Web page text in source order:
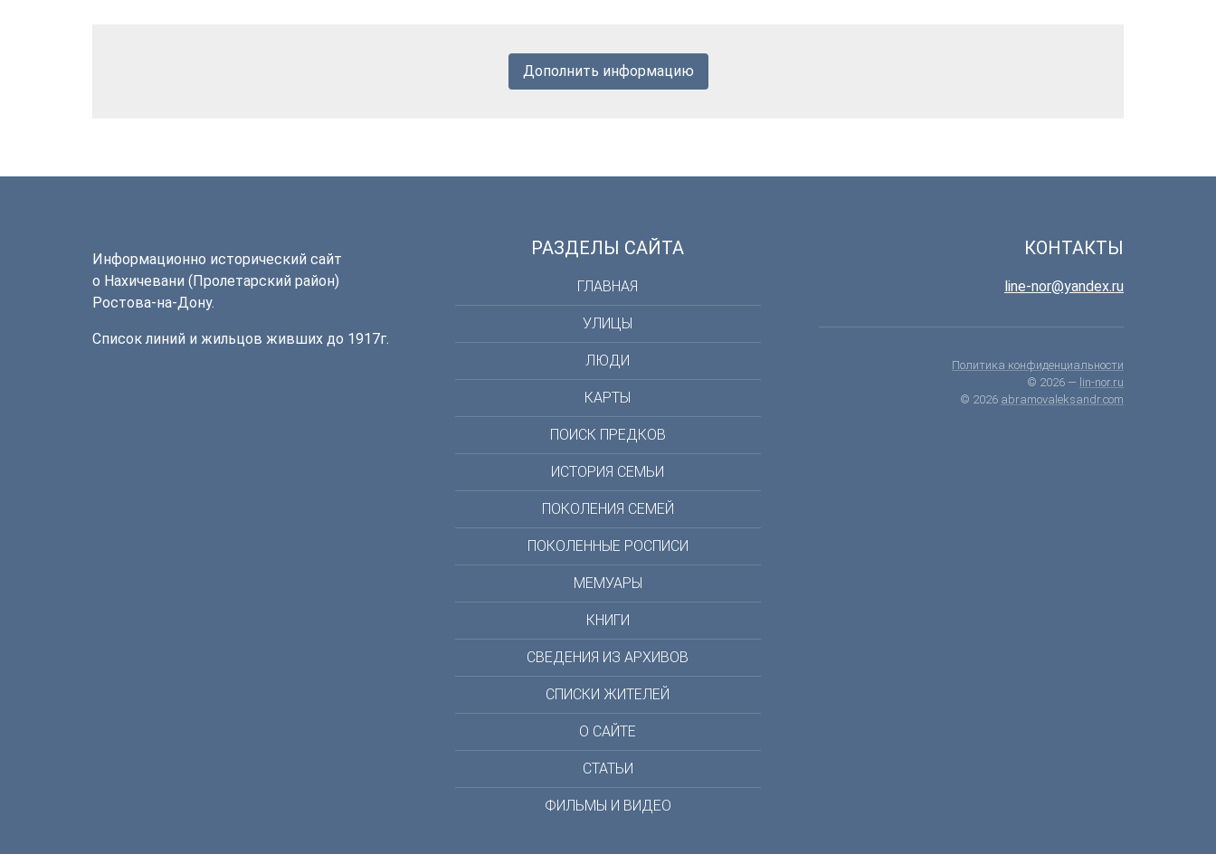
Дополнить информацию
Информационно исторический сайт
о Нахичевани (Пролетарский район)
Ростова-на-Дону.
Список линий и жильцов живших до 1917г.
РАЗДЕЛЫ САЙТА
ГЛАВНАЯ
УЛИЦЫ
ЛЮДИ
КАРТЫ
ПОИСК ПРЕДКОВ
ИСТОРИЯ СЕМЬИ
ПОКОЛЕНИЯ СЕМЕЙ
ПОКОЛЕННЫЕ РОСПИСИ
МЕМУАРЫ
КНИГИ
СВЕДЕНИЯ ИЗ АРХИВОВ
СПИСКИ ЖИТЕЛЕЙ
О САЙТЕ
СТАТЬИ
ФИЛЬМЫ И ВИДЕО
КОНТАКТЫ
line-nor@yandex.ru
Политика конфиденциальности
© 2026 — lin-nor.ru
© 2026 abramovaleksandr.com